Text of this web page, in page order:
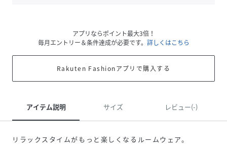
アプリならポイント最大3倍！
毎月エントリー＆条件達成が必要です。 詳しくはこちら
Rakuten Fashionアプリで購入する
アイテム説明 サイズ レビュー(-)
リラックスタイムがもっと楽しくなるルームウェア。